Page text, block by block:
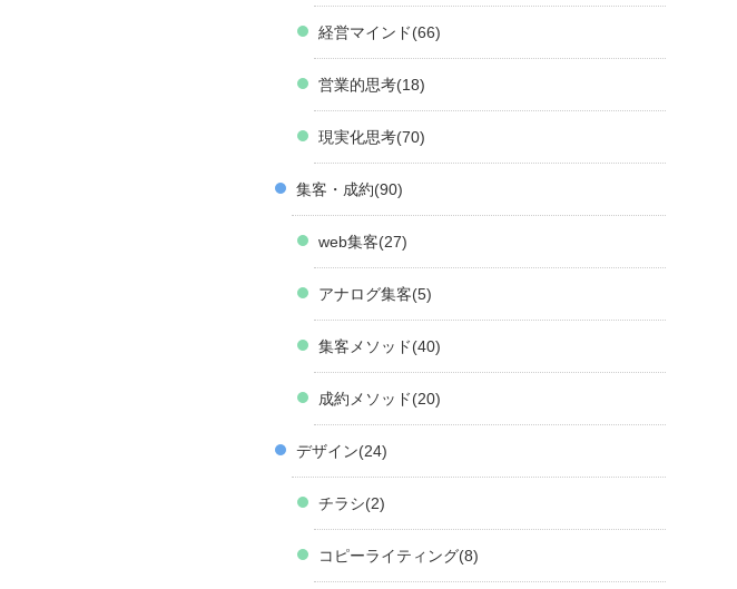
経営マインド 66
営業的思考 18
現実化思考 70
集客・成約 90
web集客 27
アナログ集客 5
集客メソッド 40
成約メソッド 20
デザイン 24
チラシ 2
コピーライティング 8